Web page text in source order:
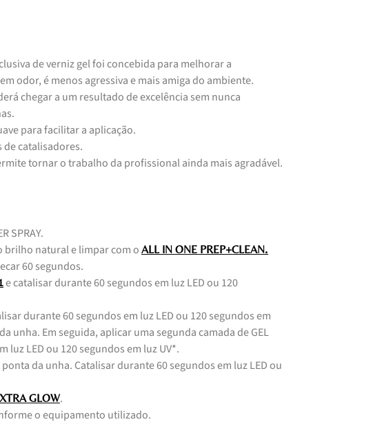
de verniz gel foi concebida para melhorar a
odor, é menos agressiva e mais amiga do ambiente.
chegar a um resultado de excelência sem nunca
para facilitar a aplicação.
de catalisadores.
tornar o trabalho da profissional ainda mais agradável.
SPRAY.
brilho natural e limpar com o ALL IN ONE PREP+CLEAN.
60 segundos.
e catalisar durante 60 segundos em luz LED ou 120
durante 60 segundos em luz LED ou 120 segundos em
unha. Em seguida, aplicar uma segunda camada de GEL
luz LED ou 120 segundos em luz UV*.
da unha. Catalisar durante 60 segundos em luz LED ou
GLOW.
o equipamento utilizado.